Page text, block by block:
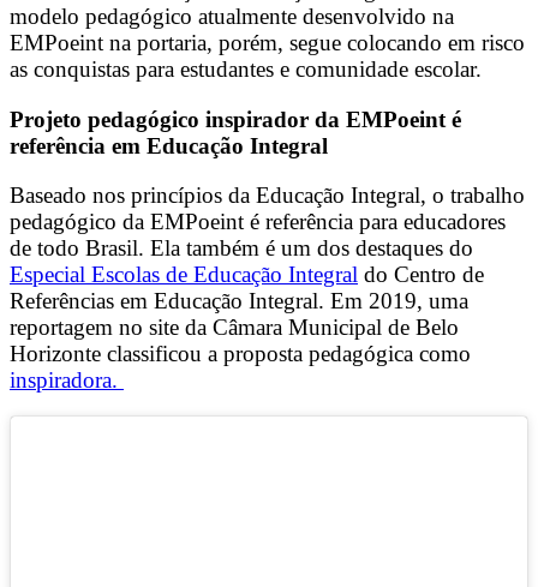
modelo pedagógico atualmente desenvolvido na
EMPoeint na portaria, porém, segue colocando em risco
as conquistas para estudantes e comunidade escolar.
Projeto pedagógico inspirador da EMPoeint é
referência em Educação Integral
Baseado nos princípios da Educação Integral, o trabalho
pedagógico da EMPoeint é referência para educadores
de todo Brasil. Ela também é um dos destaques do
Especial Escolas de Educação Integral do Centro de
Referências em Educação Integral. Em 2019, uma
reportagem no site da Câmara Municipal de Belo
Horizonte classificou a proposta pedagógica como
inspiradora.